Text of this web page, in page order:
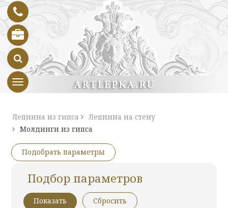
Toggle navigation
Лепнина из гипса
Лепнина на стену
Молдинги из гипса
Подбор параметров